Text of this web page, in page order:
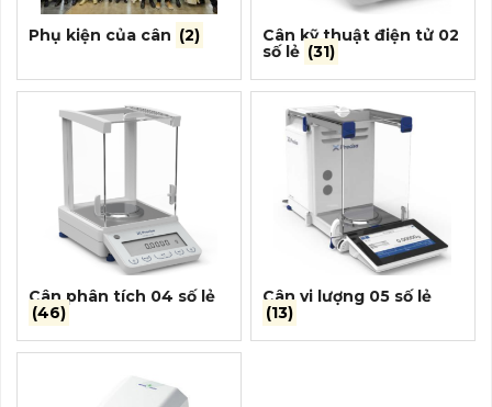
Phụ kiện của cân (2)
Cân kỹ thuật điện tử 02
số lẻ (31)
Cân phân tích 04 số lẻ
(46)
Cân vi lượng 05 số lẻ
(13)